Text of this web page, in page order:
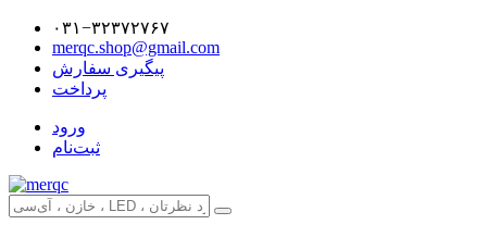
۰۳۱−۳۲۳۷۲۷۶۷
merqc.shop@gmail.com
پیگیری سفارش
پرداخت
ورود
ثبت‌نام